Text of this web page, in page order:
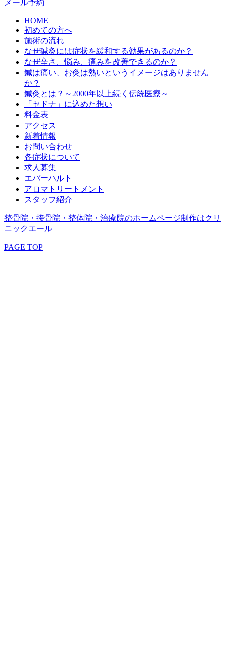
メール予約
HOME
初めての方へ
施術の流れ
なぜ鍼灸には症状を緩和する効果があるのか？
なぜ辛さ、悩み、痛みを改善できるのか？
鍼は痛い、お灸は熱いというイメージはありません
か？
鍼灸とは？～2000年以上続く伝統医療～
「セドナ」に込めた想い
料金表
アクセス
新着情報
お問い合わせ
各症状について
求人募集
エバーハルト
アロマトリートメント
スタッフ紹介
整骨院・接骨院・整体院・治療院のホームページ制作はクリ
ニックエール
PAGE TOP